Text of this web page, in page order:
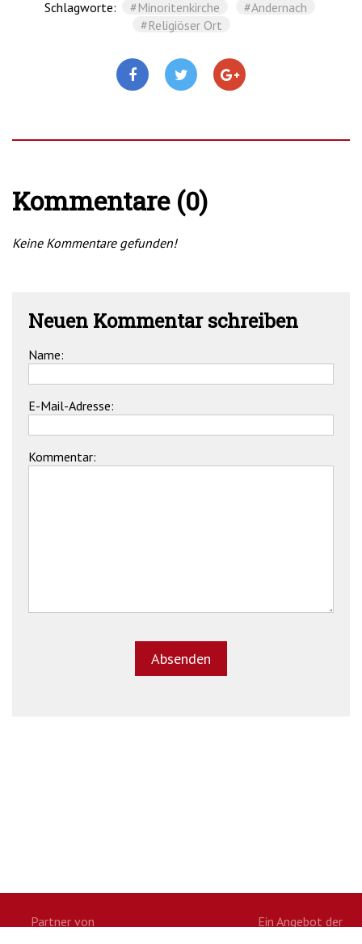
Schlagworte: #Minoritenkirche
#Andernach
#Religiöser Ort
Kommentare (0)
Keine Kommentare gefunden!
Neuen Kommentar schreiben
Name:
E-Mail-Adresse:
Kommentar:
Partner von Ein Angebot der